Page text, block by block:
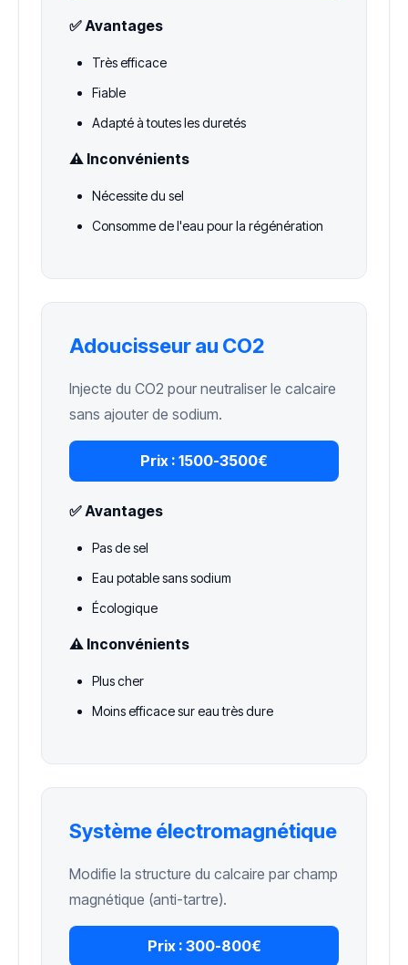
✅ Avantages
Très efficace
Fiable
Adapté à toutes les duretés
⚠️ Inconvénients
Nécessite du sel
Consomme de l'eau pour la régénération
Adoucisseur au CO2
Injecte du CO2 pour neutraliser le calcaire
sans ajouter de sodium.
Prix : 1500-3500€
✅ Avantages
Pas de sel
Eau potable sans sodium
Écologique
⚠️ Inconvénients
Plus cher
Moins efficace sur eau très dure
Système électromagnétique
Modifie la structure du calcaire par champ
magnétique (anti-tartre).
Prix : 300-800€